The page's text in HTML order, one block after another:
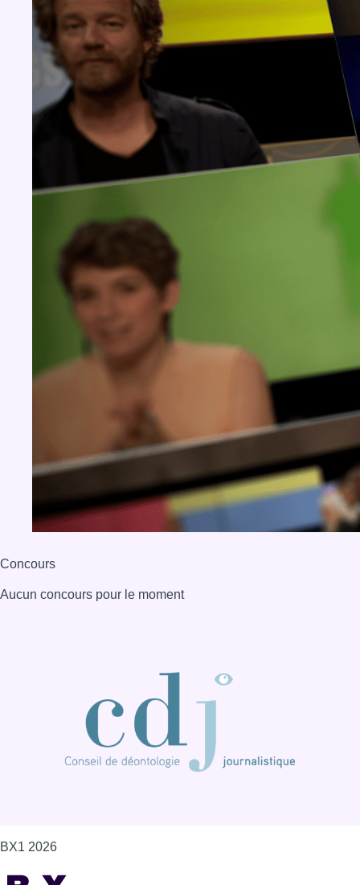
Concours
Aucun concours pour le moment
BX1 2026